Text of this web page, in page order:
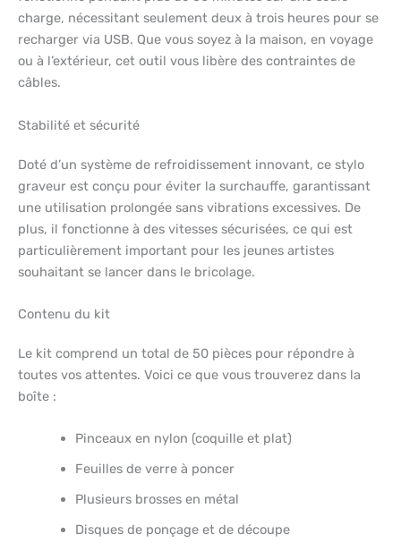
charge, nécessitant seulement deux à trois heures pour se
recharger via USB. Que vous soyez à la maison, en voyage
ou à l’extérieur, cet outil vous libère des contraintes de
câbles.
Stabilité et sécurité
Doté d’un système de refroidissement innovant, ce stylo
graveur est conçu pour éviter la surchauffe, garantissant
une utilisation prolongée sans vibrations excessives. De
plus, il fonctionne à des vitesses sécurisées, ce qui est
particulièrement important pour les jeunes artistes
souhaitant se lancer dans le bricolage.
Contenu du kit
Le kit comprend un total de 50 pièces pour répondre à
toutes vos attentes. Voici ce que vous trouverez dans la
boîte :
Pinceaux en nylon (coquille et plat)
Feuilles de verre à poncer
Plusieurs brosses en métal
Disques de ponçage et de découpe